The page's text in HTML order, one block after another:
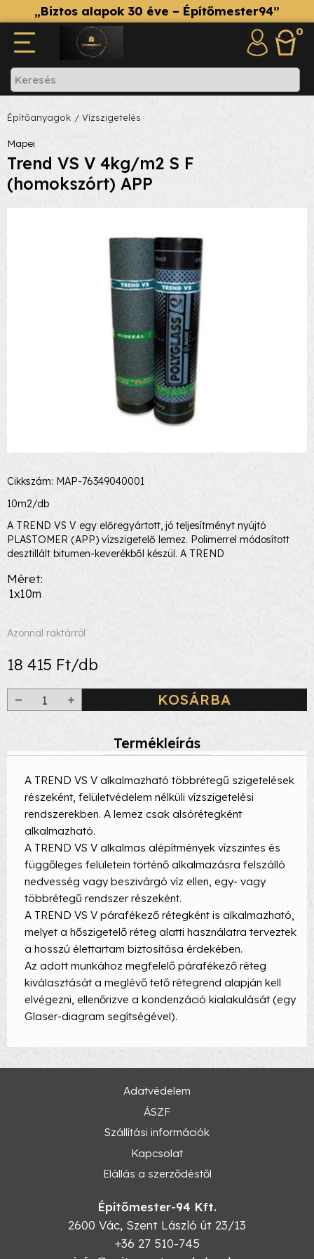
„Biztos alapok 30 éve – Építőmester94”
0
Építőanyagok / Vízszigetelés
Mapei
Trend VS V 4kg/m2 S F
(homokszórt) APP
Cikkszám: MAP-76349040001
10m2/db
A TREND VS V egy előregyártott, jó teljesítményt nyújtó
PLASTOMER (APP) vízszigetelő lemez. Polimerrel módosított
desztillált bitumen-keverékből készül. A TREND
Méret
1x10m
Azonnal raktárról
18 415 Ft/db
KOSÁRBA
Termékleírás
A TREND VS V alkalmazható többrétegű szigetelések
részeként, felületvédelem nélküli vízszigetelési
rendszerekben. A lemez csak alsórétegként
alkalmazható.
A TREND VS V alkalmas alépítmények vízszintes és
függőleges felületein történő alkalmazásra felszálló
nedvesség vagy beszivárgó víz ellen, egy- vagy
többrétegű rendszer részeként.
A TREND VS V párafékező rétegként is alkalmazható,
melyet a hőszigetelő réteg alatti használatra terveztek
a hosszú élettartam biztosítása érdekében.
Az adott munkához megfelelő párafékező réteg
kiválasztását a meglévő tető rétegrend alapján kell
elvégezni, ellenőrizve a kondenzáció kialakulását (egy
Glaser-diagram segítségével).
Adatvédelem
ÁSZF
Szállítási információk
Kapcsolat
Elállás a szerződéstől
Építőmester-94 Kft.
2600 Vác, Szent László út 23/13
+36 27 510-745